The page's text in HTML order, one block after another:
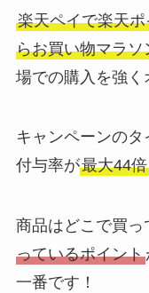
楽天ペイで楽天
らお買い物マラソ
場での購入を強く
キャンペーンの
付与率が最大44倍
商品はどこで買
っているポイント
一番です！